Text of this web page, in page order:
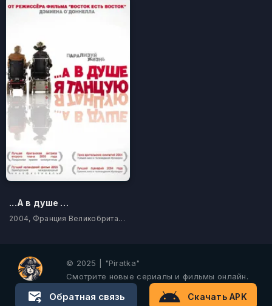
...А в душе я танцую
2004, Франция Великобритания Ирландия
© 2025 | "Piratka"
Смотрите новые сериалы и фильмы онлайн.
Обратная связь Скачать APK